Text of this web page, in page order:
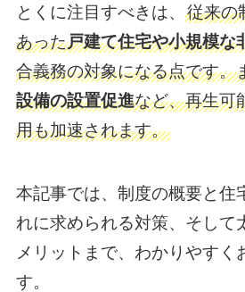
とくに注目すべきは、 従来の
あった戸建て住宅や小規模な
合義務の対象になる点です。
設備の設置促進など、再生可
用も加速されます。
本記事では、制度の概要と住
れに求められる対策、そして
メリットまで、わかりやすく
す。